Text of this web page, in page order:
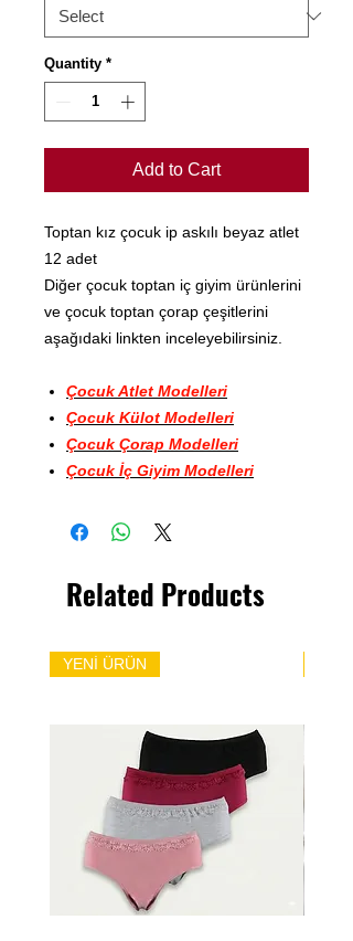
Quantity *
Add to Cart
Toptan kız çocuk ip askılı beyaz atlet
12 adet
Diğer çocuk toptan iç giyim ürünlerini
ve çocuk toptan çorap çeşitlerini
aşağıdaki linkten inceleyebilirsiniz.
Çocuk Atlet Modelleri
Çocuk Külot Modelleri
Çocuk Çorap Modelleri
Çocuk İç Giyim Modelleri
Related Products
YENİ ÜRÜN